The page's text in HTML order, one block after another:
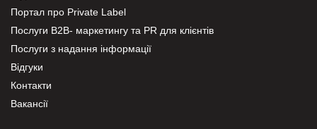
Портал про Private Label
Послуги В2В- маркетингу та PR для клієнтів
Послуги з надання інформації
Відгуки
Контакти
Вакансії